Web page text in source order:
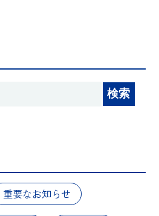
重要なお知らせ